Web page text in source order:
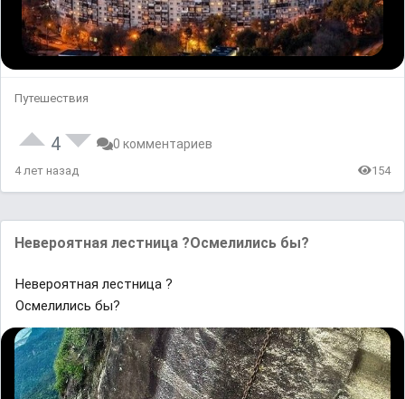
Путешествия
4 0 комментариев
4 лет назад 154
Невероятная лестница ?Осмелились бы?
Невероятная лестница ?
Осмелились бы?